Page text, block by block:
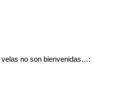
velas no son bienvenidas…: